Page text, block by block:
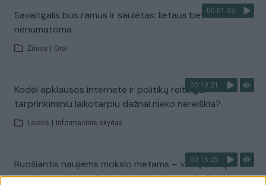
00:01:33
Savaitgalis bus ramus ir saulėtas: lietaus beveik
nenumatoma
Žinios Orai
00:10:21
Kodėl apklausos internete ir politikų reitingai
tarprinkiminiu laikotarpiu dažnai nieko nereiškia?
Laidos Informacinis skydas
00:15:25
Ruošiantis naujiems mokslo metams – vaikų teisių
tarnybos primena: štai apie ką būtina pasikalbėti